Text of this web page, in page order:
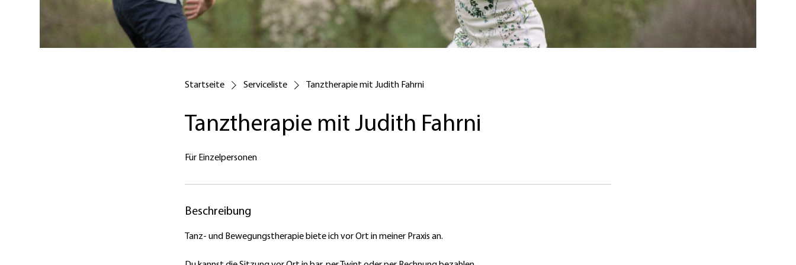
Startseite Serviceliste Tanztherapie mit Judith Fahrni
Tanztherapie mit Judith Fahrni
Für Einzelpersonen
Beschreibung
Tanz- und Bewegungstherapie biete ich vor Ort in meiner Praxis an.